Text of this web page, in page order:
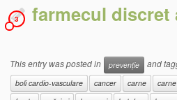
farmecul
3
This entry was posted in prevenție and
boli cardio-vasculare
cancer carne